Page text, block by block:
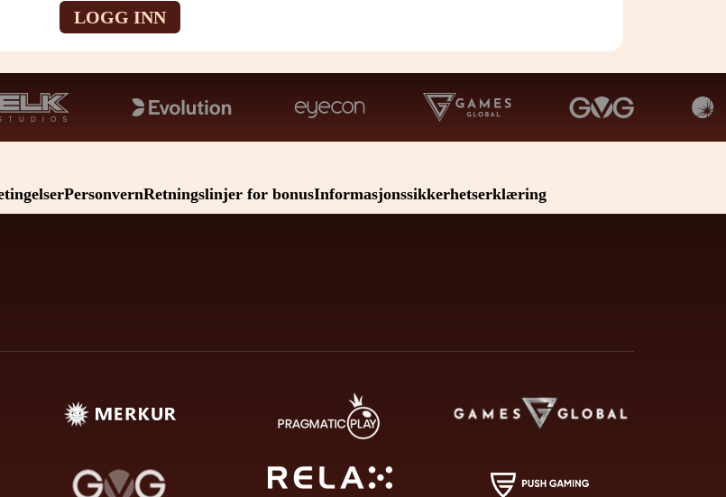
LOGG INN
PersonvernRetningslinjer for bonusInformasjonssikkerhetserklæring